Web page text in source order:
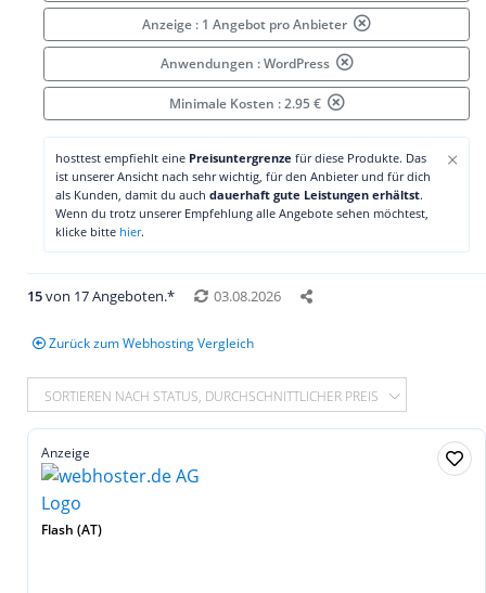
Anzeige : 1 Angebot pro Anbieter
Anwendungen : WordPress
Minimale Kosten : 2.95 €
×
hosttest empfiehlt eine Preisuntergrenze für diese Produkte. Das
ist unserer Ansicht nach sehr wichtig, für den Anbieter und für dich
als Kunden, damit du auch dauerhaft gute Leistungen erhältst.
Wenn du trotz unserer Empfehlung alle Angebote sehen möchtest,
klicke bitte hier.
15von 17 Angeboten.* 03.08.2026
Zurück zum Webhosting Vergleich
SORTIEREN NACH STATUS, DURCHSCHNITTLICHER PREIS
Anzeige
Flash (AT)